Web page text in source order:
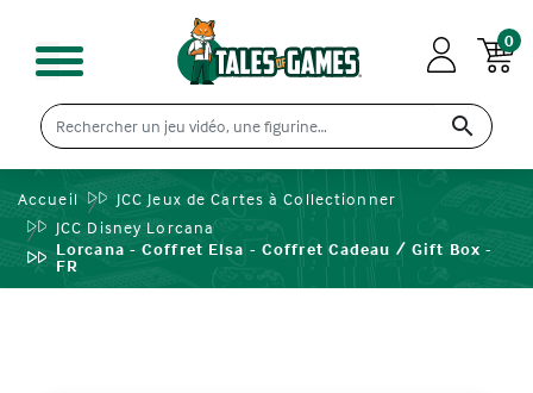

0
Accueil
JCC Jeux de Cartes à Collectionner
JCC Disney Lorcana
Lorcana - Coffret Elsa - Coffret Cadeau / Gift Box -
FR